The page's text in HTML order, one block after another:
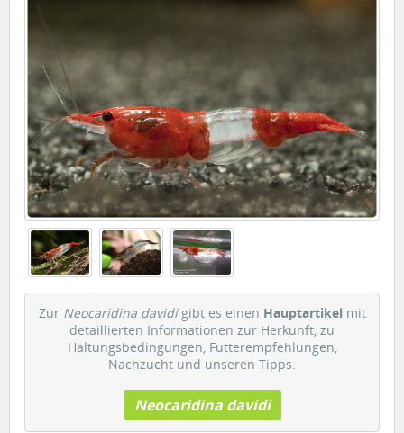
Zur Neocaridina davidigibt es einen Hauptartikel mit
detaillierten Informationen zur Herkunft, zu
Haltungsbedingungen, Futterempfehlungen,
Nachzucht und unseren Tipps.
Neocaridina davidi